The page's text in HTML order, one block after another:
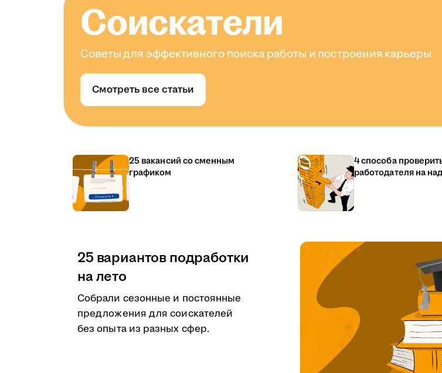
Соискатели
Советы для эффективного поиска работы и построения карьеры
Смотреть все статьи
25 вакансий со сменным
графиком
4 способа
работодателя на
25 вариантов подработки
на лето
Собрали сезонные и постоянные
предложения для соискателей
без опыта из разных сфер.